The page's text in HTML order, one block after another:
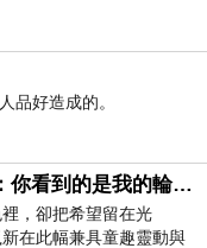
品好造成的。
當代藝術家盧嵐新：你看到的是我的輪廓，還是你的故事？——藏在藍色裡的希望與光
，卻把希望留在光
在此幅兼具童趣靈動與